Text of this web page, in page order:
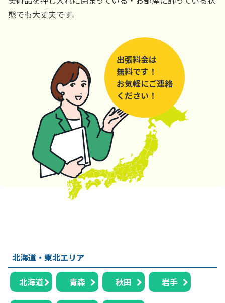
態でも大丈夫です。
出張料金は
無料です！
お気軽にご連絡
ください！
北海道・東北エリア
北海道 青森 秋田 岩手